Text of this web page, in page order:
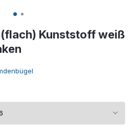
Kunststoff weiß